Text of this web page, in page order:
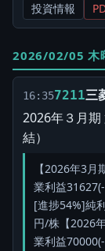
投資情報
2026/02/05 木
16:357211三
2026年３月
結）
【2026年3
業利益
[進捗54%]純
円/株【2026
業利益